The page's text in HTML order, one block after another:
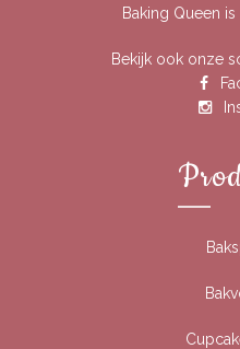
Baking Queen
Bekijk ook onze